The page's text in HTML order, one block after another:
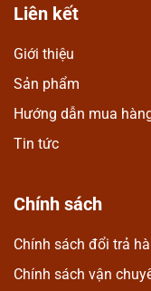
Liên kết
Giới thiệu
Sản phẩm
Hướng dẫn mua
Tin tức
Chính sách
Chính sách đổi trả
Chính sách vận